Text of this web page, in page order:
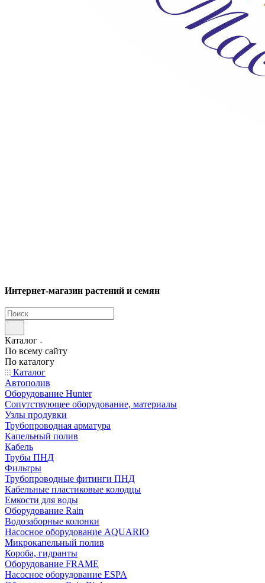
Интернет-магазин растений и семян
Каталог
По всему сайту
По каталогу
Каталог
Автополив
Оборудование Hunter
Сопутствующее оборудование, материалы
Узлы продувки
Трубопроводная арматура
Капельный полив
Кабель
Трубы ПНД
Фильтры
Трубопроводные фитинги ПНД
Кабельные пластиковые колодцы
Емкости для воды
Оборудование Rain
Водозаборные колонки
Насосное оборудование AQUARIO
Микрокапельный полив
Короба, гидранты
Оборудование FRAME
Насосное оборудование ESPA